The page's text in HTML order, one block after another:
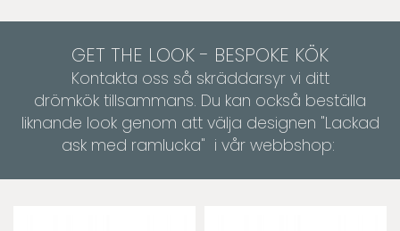
GET THE LOOK - BESPOKE KÖK
Kontakta oss så skräddarsyr vi ditt
drömkök tillsammans. Du kan också beställa
liknande look genom att välja designen "Lackad
ask med ramlucka" i vår webbshop: